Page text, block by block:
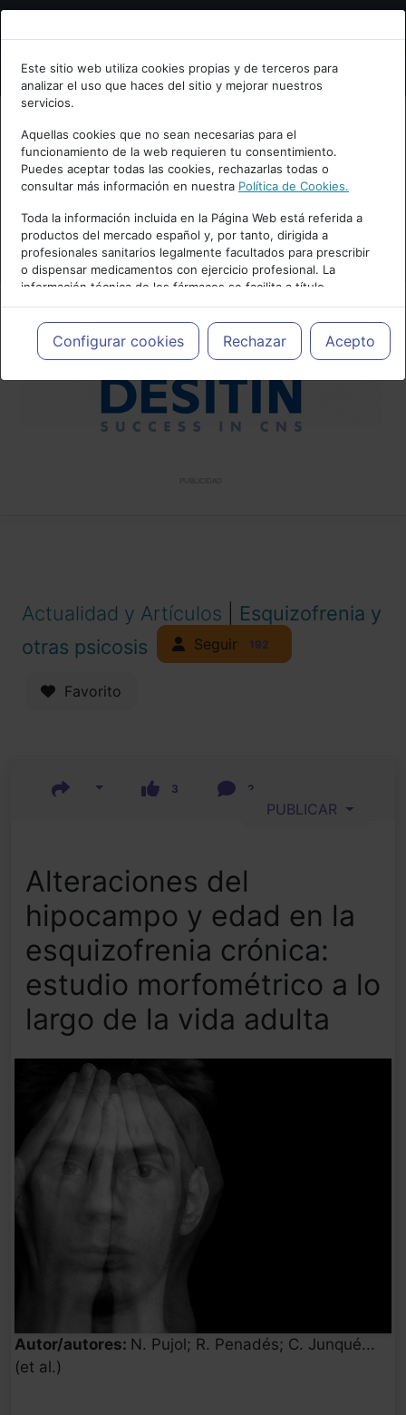
Bienvenid@ a psiquiatria.com
Escribe tu Email
Accede o regístrate con tu email.
Cancelar
Este sitio web utiliza cookies propias y de terceros para
analizar el uso que haces del sitio y mejorar nuestros
servicios.
Aquellas cookies que no sean necesarias para el
funcionamiento de la web requieren tu consentimiento.
Puedes aceptar todas las cookies, rechazarlas todas o
consultar más información en nuestra Política de Cookies.
Toda la información incluida en la Página Web está referida a
productos del mercado español y, por tanto, dirigida a
profesionales sanitarios legalmente facultados para prescribir
o dispensar medicamentos con ejercicio profesional. La
información técnica de los fármacos se facilita a título
meramente informativo, siendo responsabilidad de los
profesionales facultados prescribir medicamentos y decidir, en
cada caso concreto, el tratamiento más adecuado a las
necesidades del paciente.
Configurar cookies Rechazar Acepto
Actualidad y Artículos
Esquizofrenia y
otras psicosis
Seguir 192
Favorito
3 2
PUBLICAR
Alteraciones del
hipocampo y edad en la
esquizofrenia crónica:
estudio morfométrico a lo
largo de la vida adulta
Autor/autores: N. Pujol; R. Penadés; C. Junqué...
(et al.)